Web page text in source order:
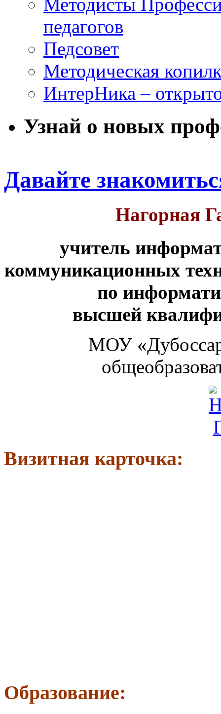
педагогов
Педсовет
Методическая
ИнтерНика –
Узнай о новых
Давайте
Нагорная
учитель
коммуникационных
по
высшей
МОУ
Визитная карточка:
Образование: